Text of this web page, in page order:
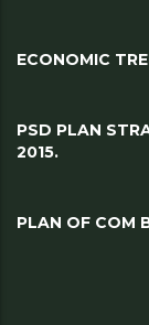
ECONOMIC
PSD PLAN
2015.
PLAN OF COM